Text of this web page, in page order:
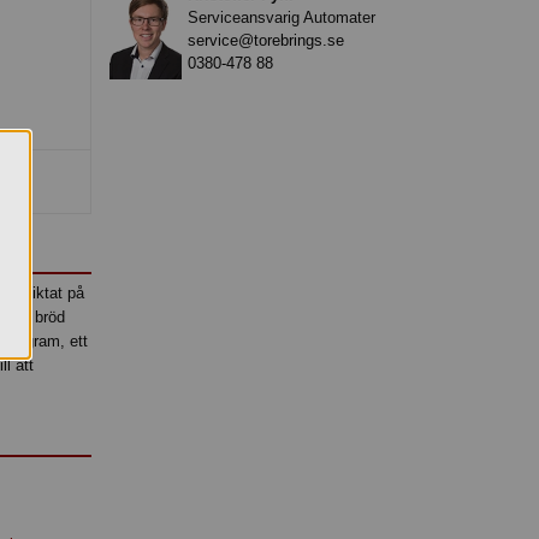
siktat på
bröd
ett
att
Serviceansvarig Automater
service@torebrings.se
0380-478 88